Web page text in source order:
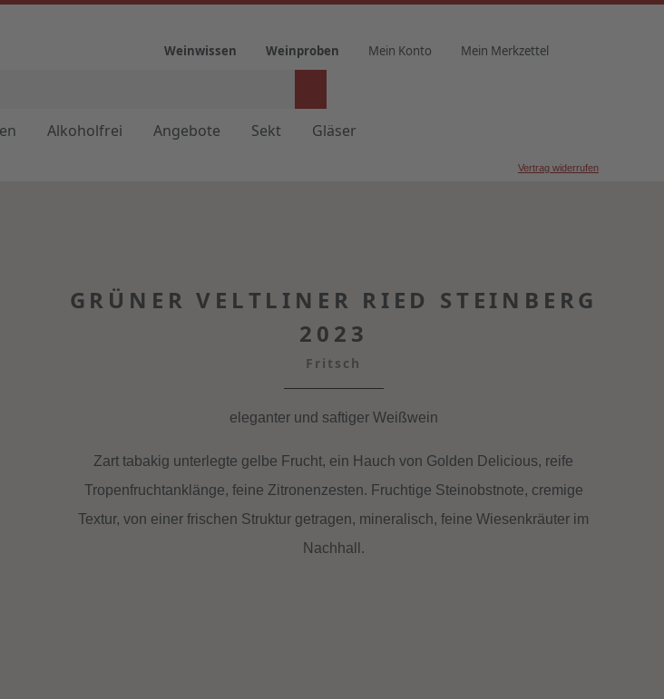
Weinwissen Weinproben Mein Konto Mein Merkzettel
Alkoholfrei Angebote Sekt Gläser
Vertrag widerrufen
GRÜNER VELTLINER RIED STEINBERG
2023
Fritsch
eleganter und saftiger Weißwein
Zart tabakig unterlegte gelbe Frucht, ein Hauch von Golden Delicious, reife
Tropenfruchtanklänge, feine Zitronenzesten. Fruchtige Steinobstnote, cremige
Textur, von einer frischen Struktur getragen, mineralisch, feine Wiesenkräuter im
Nachhall.